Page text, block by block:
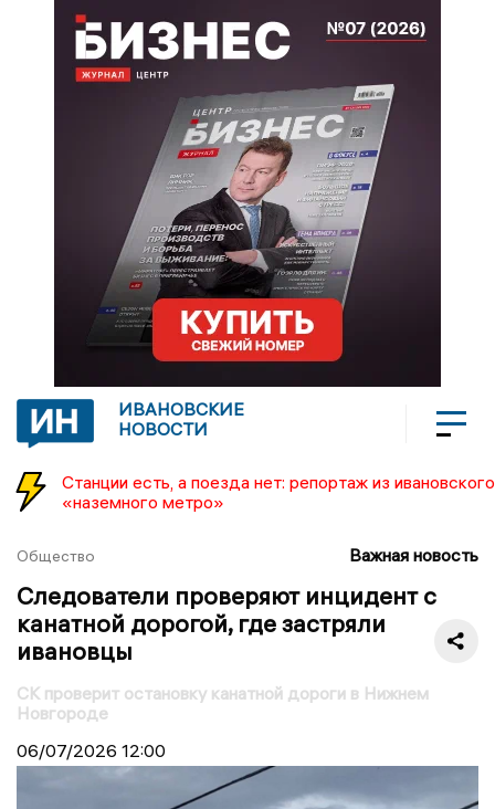
ИВАНОВСКИЕ
НОВОСТИ
Станции есть, а поезда нет: репортаж из ивановского
«наземного метро»
Общество Важная новость
Следователи проверяют инцидент с
канатной дорогой, где застряли
ивановцы
СК проверит остановку канатной дороги в Нижнем
Новгороде
06/07/2026 12:00